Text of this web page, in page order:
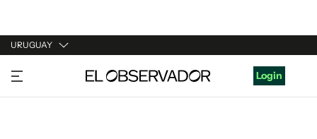
URUGUAY
URUGUAY
ARGENTINA
Login